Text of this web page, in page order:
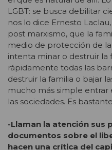
LGBT: se busca debilitar
nos lo dice Ernesto
post marxismo, que la
medio de protección de
intenta minar o destruir la
rápidamente todas las
destruir la familia o bajar
mucho más simple entrar
las sociedades. Es
-Llaman la atención sus
documentos sobre el
hacen una crítica del